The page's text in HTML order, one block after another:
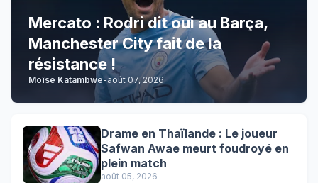
Mercato : Rodri dit oui au Barça,
Manchester City fait de la
résistance !
Moïse Katambwe-août 07, 2026
Drame en Thaïlande : Le joueur
Safwan Awae meurt foudroyé en
plein match
août 05, 2026